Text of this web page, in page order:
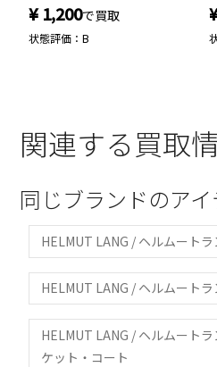
¥ 1,200で買取
状態評価：B
関連する買取
同じブランドのアイ
HELMUT LANG / ヘルムートラ
HELMUT LANG / ヘルムート
HELMUT LANG / ヘルムート
ケット・コート